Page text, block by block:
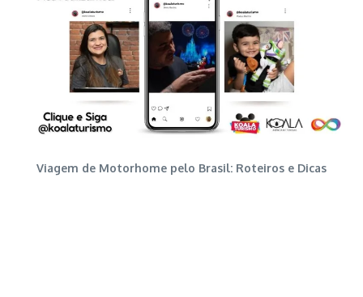
Viagem de Motorhome pelo Brasil: Roteiros e Dicas